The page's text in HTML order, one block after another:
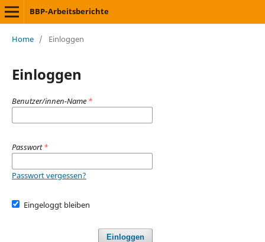
BBP-Arbeitsberichte
Home / Einloggen
Einloggen
Benutzer/innen-Name *
Passwort*
Passwort vergessen?
Eingeloggt bleiben
Einloggen